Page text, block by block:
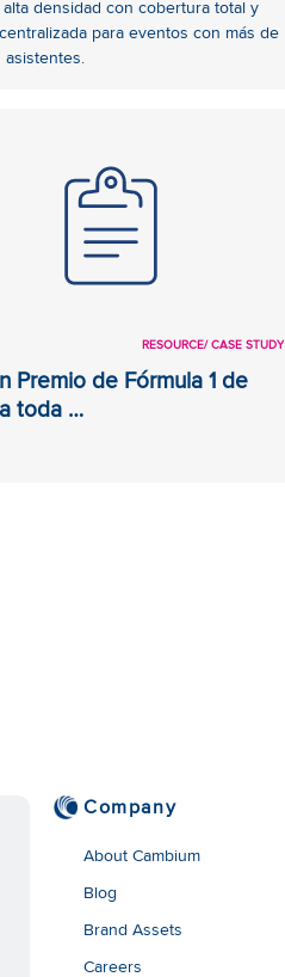
alta densidad con cobertura total y
para eventos con más de
RESOURCE/ CASE STUDY
Premio de Fórmula 1 de
toda …
Company
About Cambium
Blog
Brand Assets
Careers